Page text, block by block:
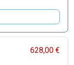
628,00 €